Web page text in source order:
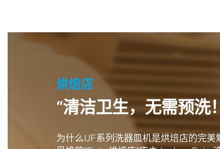
烘焙店
“清洁卫生，无需预洗
为什么UF系列洗器皿机是烘焙店的完美